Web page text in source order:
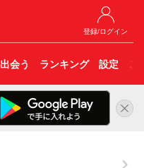
登録/ログイン
出会う ランキング 設定 こ